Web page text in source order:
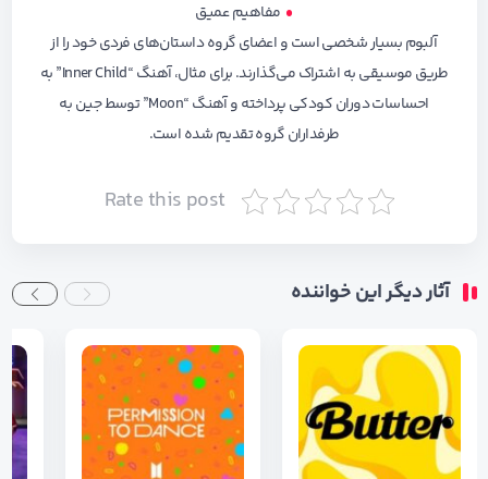
مفاهیم عمیق
آلبوم بسیار شخصی است و اعضای گروه داستان‌های فردی خود را از
طریق موسیقی به اشتراک می‌گذارند. برای مثال، آهنگ “Inner Child” به
احساسات دوران کودکی پرداخته و آهنگ “Moon” توسط جین به
طرفداران گروه تقدیم شده است.
Rate this post
آثار دیگر این خواننده